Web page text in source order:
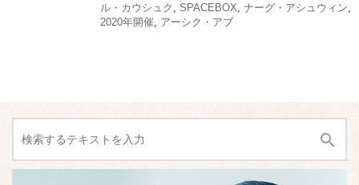
ル・カウシュク , SPACEBOX, ナーグ・アシュウィン,
2020年開催, アーシク・アブ